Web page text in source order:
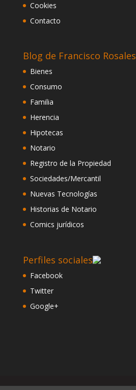
Cookies
Contacto
Blog de Francisco Rosales
Bienes
Consumo
Familia
Herencia
Hipotecas
Notario
Registro de la Propiedad
Sociedades/Mercantil
Nuevas Tecnologías
Historias de Notario
Comics jurídicos
Perfiles sociales
Facebook
Twitter
Google+